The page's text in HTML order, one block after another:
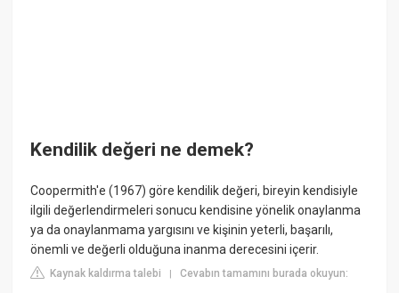
Kendilik değeri ne demek?
Coopermith'e (1967) göre kendilik değeri, bireyin kendisiyle
ilgili değerlendirmeleri sonucu kendisine yönelik onaylanma
ya da onaylanmama yargısını ve kişinin yeterli, başarılı,
önemli ve değerli olduğuna inanma derecesini içerir.
Kaynak kaldırma talebi |Cevabın tamamını burada okuyun: